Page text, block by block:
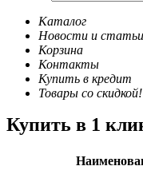
Каталог
Новости и статьи
Корзина
Контакты
Купить в кредит
Товары со скидкой!
Купить в 1